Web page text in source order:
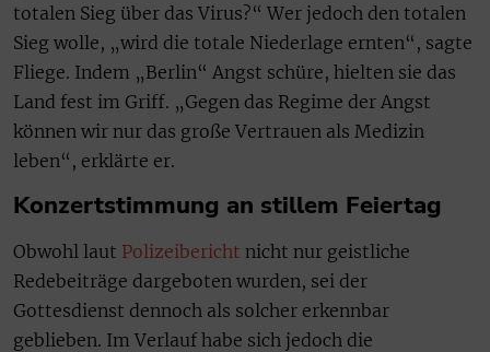
totalen Sieg über das Virus?“ Wer jedoch den totalen
Sieg wolle, „wird die totale Niederlage ernten“, sagte
Fliege. Indem „Berlin“ Angst schüre, hielten sie das
Land fest im Griff. „Gegen das Regime der Angst
können wir nur das große Vertrauen als Medizin
leben“, erklärte er.
Konzertstimmung an stillem Feiertag
Obwohl laut Polizeibericht nicht nur geistliche
Redebeiträge dargeboten wurden, sei der
Gottesdienst dennoch als solcher erkennbar
geblieben. Im Verlauf habe sich jedoch die